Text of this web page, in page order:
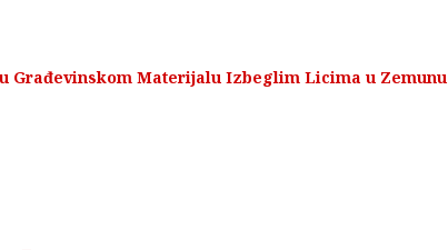
Građevinskom Materijalu Izbeglim Licima u Zemunu